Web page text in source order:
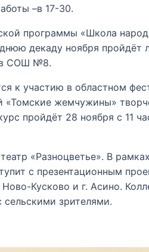
–в 17-30.
программы «Школа
декаду ноября пройдёт
в СОШ №8.
к участию в областном
«Томские жемчужины»
пройдёт 28 ноября с 11
«Разноцветье». В
с презентационным
Кусково и г. Асино.
сельскими зрителями.